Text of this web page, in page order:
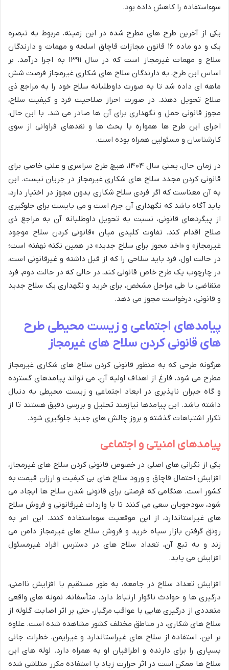
سوءاستفاده را کاهش داده بود.
یکی از آخرین طرح های مطرح شده در این زمینه، مربوط به تبصره
یک و دو ماده ۱۶ قانون مجازات قاچاق اسلحه و مهمات و دارندگان
سلاح و مهمات غیرمجاز است که در سال ۱۳۹۱ به اجرا درآمد. بر
اساس این طرح، به دارندگان سلاح های شکاری غیرمجاز فرصت شش
ماهه ای داده شد تا به صورت داوطلبانه سلاح خود را به مراجع ذی
صلاح تحویل دهند. در صورت احراز صلاحیت فرد و کیفیت سلاح،
مجوز قانونی حمل و نگهداری برای آن ها صادر می شد. با این حال،
اجرای این طرح ها همواره با بحث ها و نقدهای فراوانی از سوی
کارشناسان و مسئولین همراه بوده است.
در زمان حال، یعنی سال ۱۴۰۴، هیچ طرح سراسری و علنی خاصی برای
قانونی کردن مجدد سلاح های شکاری غیرمجاز در جریان نیست. این
به آن معناست که اگر فردی سلاح شکاری بدون مجوز در اختیار دارد،
باید آگاه باشد که نگهداری آن جرم است و می بایست برای جلوگیری
از پیگردهای قانونی، نسبت به تحویل داوطلبانه آن به مراجع ذی
صلاح اقدام کند. تفاوت کلیدی میان «قانونی کردن سلاح موجود
غیرمجاز» و «اخذ مجوز برای سلاح جدید» در همین نکته نهفته است؛
در حالت اول، فرد باید سلاحی را که از قبل داشته و غیرقانونی است،
در چارچوب یک طرح خاص قانونی کند، در حالی که در حالت دوم، فرد
متقاضی با طی مراحل مشخص، برای خرید و نگهداری یک سلاح جدید
و قانونی، درخواست مجوز می دهد.
پیامدهای اجتماعی و زیست محیطی طرح
های قانونی کردن سلاح های غیرمجاز
هرگونه طرحی که به منظور قانونی کردن سلاح های شکاری غیرمجاز
مطرح می شود، فارغ از اهداف اولیه آن، می تواند پیامدهای گسترده
و گاه جبران ناپذیری در ابعاد اجتماعی و زیست محیطی به دنبال
داشته باشد. این پیامدها نیازمند تحلیل و بررسی دقیق هستند تا از
تکرار اشتباهات گذشته و بروز چالش های جدید جلوگیری شود.
پیامدهای امنیتی و اجتماعی
یکی از نگرانی های اصلی در خصوص قانونی کردن سلاح های غیرمجاز،
افزایش احتمال قاچاق و ورود سلاح های بی کیفیت و ارزان قیمت به
کشور است. هنگامی که فرصتی برای قانونی شدن سلاح ها ایجاد می
شود، سودجویان سعی می کنند تا با واردات غیرقانونی و فروش سلاح
های غیراستاندارد، از این موقعیت سوءاستفاده کنند. این امر به
رونق گرفتن بازار سیاه خرید و فروش سلاح های غیرمجاز دامن می
زند و به تبع آن، تعداد سلاح های در دسترس افراد غیرمسئول
افزایش می یابد.
افزایش تعداد سلاح در جامعه، به طور مستقیم با افزایش ناامنی،
درگیری ها و حوادث ناگوار ارتباط دارد. متأسفانه، نمونه های واقعی
متعددی از درگیری هایی با عواقب مرگبار، حتی بر اثر اصابت گلوله از
سلاح های شکاری، در مناطق مختلف کشور مشاهده شده است. علاوه
بر این، استفاده از سلاح های غیراستاندارد و غیرایمن، خطرات جانی
بسیاری را برای دارنده و اطرافیان او به همراه دارد. لوله های این
سلاح ها ممکن است در اثر حرارت زیاد یا استفاده مکرر متلاشی شده